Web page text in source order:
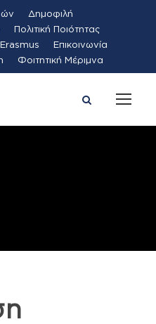
Δημοφιλή
Πολιτική Ποιότητας
Erasmus
Επικοινωνία
Φοιτητική Μέριμνα